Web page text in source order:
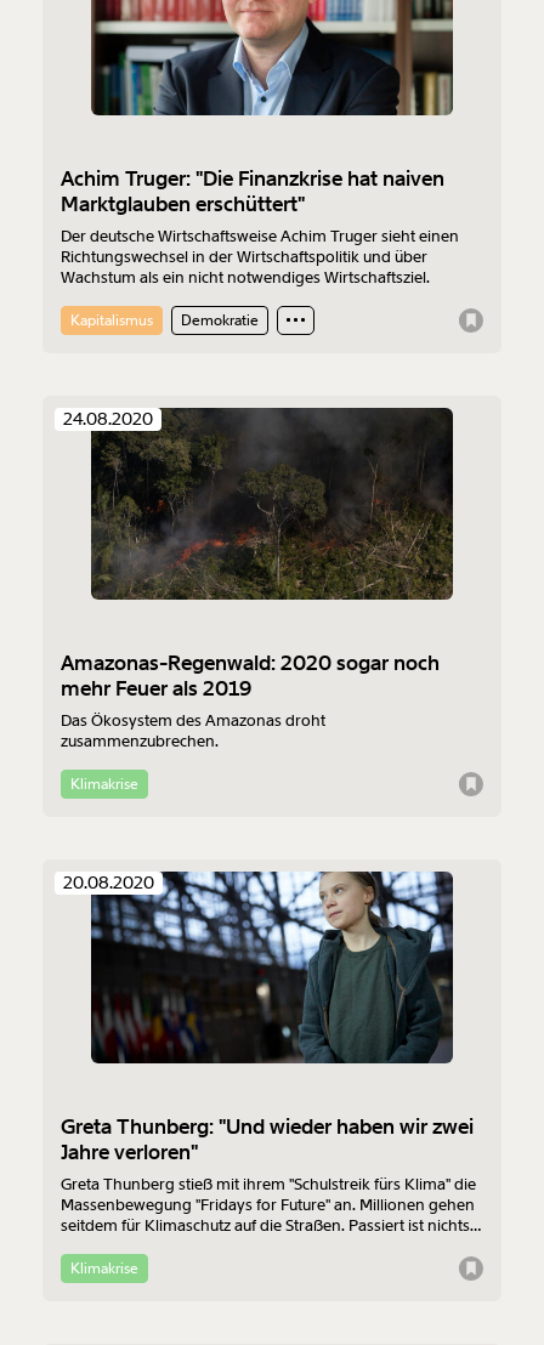
Achim Truger: "Die Finanzkrise hat naiven
Marktglauben erschüttert"
Der deutsche Wirtschaftsweise Achim Truger sieht einen
Richtungswechsel in der Wirtschaftspolitik und über
Wachstum als ein nicht notwendiges Wirtschaftsziel.
Kapitalismus Demokratie
24.08.2020
Amazonas-Regenwald: 2020 sogar noch
mehr Feuer als 2019
Das Ökosystem des Amazonas droht
zusammenzubrechen.
Klimakrise
20.08.2020
Greta Thunberg: "Und wieder haben wir zwei
Jahre verloren"
Greta Thunberg stieß mit ihrem "Schulstreik fürs Klima" die
Massenbewegung "Fridays for Future" an. Millionen gehen
seitdem für Klimaschutz auf die Straßen. Passiert ist nichts.
Verantwortlichen auf endlich zu handeln.
Klimakrise